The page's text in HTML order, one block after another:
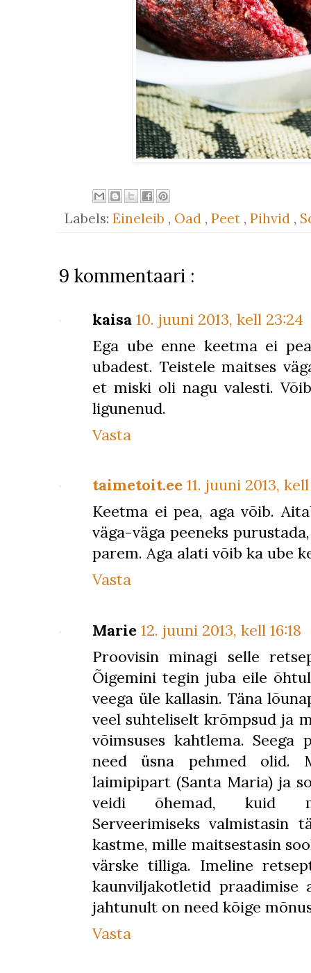
Labels: Eineleib , Oad , Peet , Pihvid ,
9 kommentaari :
kaisa 10. juuni 2013, kell 23:24
Ega ube enne keetma ei
ubadest. Teistele maitses
et miski oli nagu valesti.
ligunenud.
Vasta
taimetoit.ee 11. juuni 2013,
Keetma ei pea, aga võib.
väga-väga peeneks
parem. Aga alati võib ka ube
Vasta
Marie 12. juuni 2013, kell 16:18
Proovisin minagi selle
Õigemini tegin juba eile
veega üle kallasin. Täna
veel suhteliselt krõmpsud ja
võimsuses kahtlema.
need üsna pehmed olid.
laimipipart (Santa Maria) ja
veidi õhemad, kuid
Serveerimiseks valmistasin
kastme, mille maitsestasin
värske tilliga. Imeline
kaunviljakotletid praadimise
jahtunult on need kõige
Vasta